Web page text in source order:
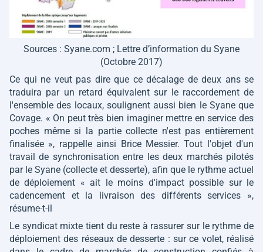
Sources : Syane.com ; Lettre d’information du Syane
(Octobre 2017)
Ce qui ne veut pas dire que ce décalage de deux ans se
traduira par un retard équivalent sur le raccordement de
l'ensemble des locaux, soulignent aussi bien le Syane que
Covage. « On peut très bien imaginer mettre en service des
poches même si la partie collecte n'est pas entièrement
finalisée », rappelle ainsi Brice Messier. Tout l'objet d'un
travail de synchronisation entre les deux marchés pilotés
par le Syane (collecte et desserte), afin que le rythme actuel
de déploiement « ait le moins d'impact possible sur le
cadencement et la livraison des différents services
»,
résume-t-il
Le syndicat mixte tient du reste à rassurer sur le rythme de
déploiement des réseaux de desserte : sur ce volet, réalisé